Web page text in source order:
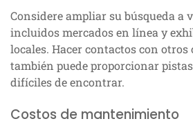
Considere ampliar su búsqueda a
incluidos mercados en línea y
locales. Hacer contactos con
también puede proporcionar
difíciles de encontrar.
Costos de mantenimiento